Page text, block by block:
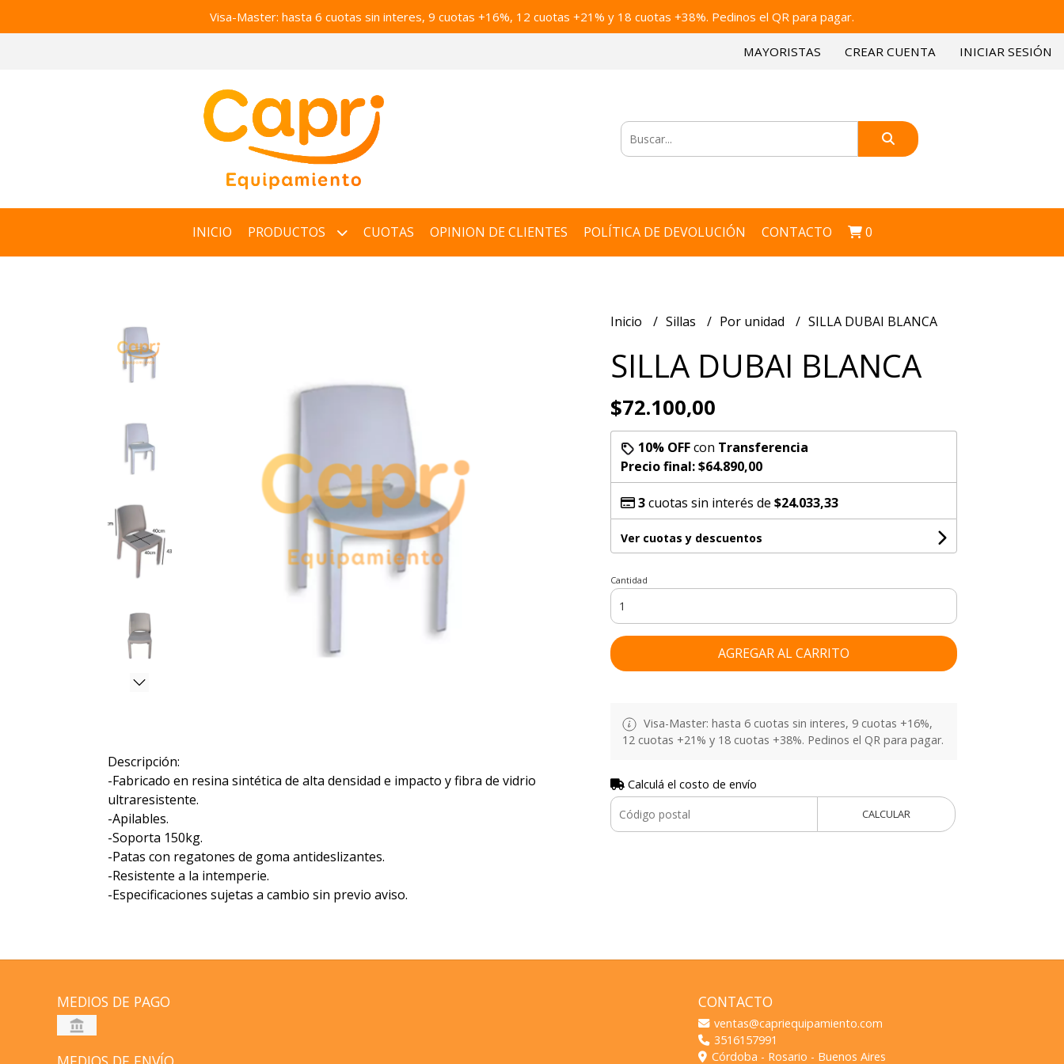
Visa-Master: hasta 6 cuotas sin interes, 9 cuotas +16%, 12 cuotas +21% y 18 cuotas +38%. Pedinos el QR para pagar.
MAYORISTAS CREAR CUENTA INICIAR SESIÓN
INICIO PRODUCTOS CUOTAS OPINION DE CLIENTES POLÍTICA DE DEVOLUCIÓN CONTACTO 0
Descripción:
-Fabricado en resina sintética de alta densidad e impacto y fibra de vidrio
ultraresistente.
-Apilables.
-Soporta 150kg.
-Patas con regatones de goma antideslizantes.
-Resistente a la intemperie.
-Especificaciones sujetas a cambio sin previo aviso.
Inicio Sillas Por unidad SILLA DUBAI BLANCA
SILLA DUBAI BLANCA
$72.100,00
10% OFFcon Transferencia
Precio final:$64.890,00
3cuotas sin interés de $24.033,33
Ver cuotas y descuentos
Cantidad
AGREGAR AL CARRITO
Visa-Master: hasta 6 cuotas sin interes, 9 cuotas +16%,
12 cuotas +21% y 18 cuotas +38%. Pedinos el QR para pagar.
Calculá el costo de envío
CALCULAR
MEDIOS DE PAGO CONTACTO
ventas@capriequipamiento.com
3516157991
Córdoba - Rosario - Buenos Aires